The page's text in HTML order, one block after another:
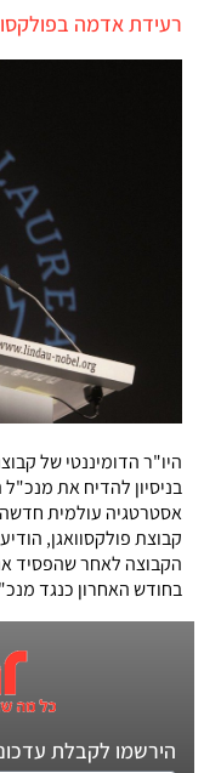
רעידת אדמה
היו"ר הדומיננטי של
בניסיון להדיח את מנכ"ל
אסטרטגיה עולמית חדשה
קבוצת פולקסוואגן,
הקבוצה לאחר שהפסיד
בחודש האחרון כנגד
הירשמו לקבלת